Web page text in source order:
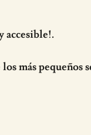
accesible!.
más pequeños